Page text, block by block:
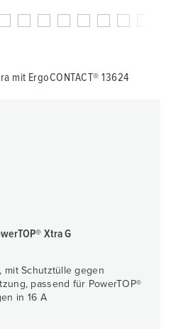
mit ErgoCONTACT® 13624
Xtra G
mit Schutztülle gegen
passend für PowerTOP®
in 16 A